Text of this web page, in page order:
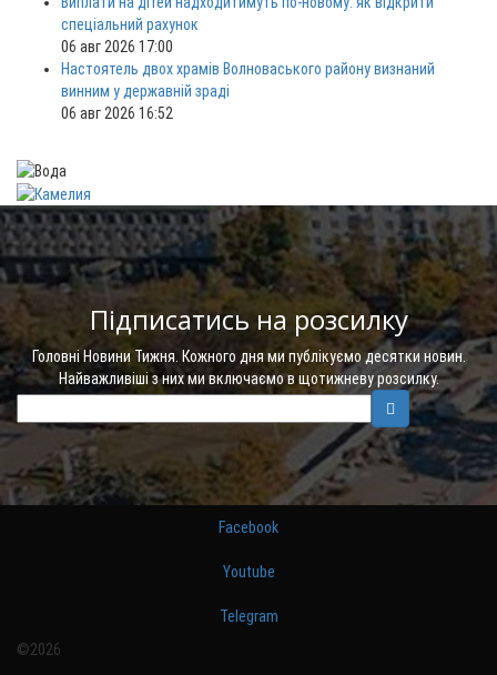
спеціальний рахунок
06 авг 2026 17:00
Настоятель двох храмів Волноваського району визнаний
винним у державній зраді
06 авг 2026 16:52
Підписатись на розсилку
Головні Новини Тижня. Кожного дня ми публікуємо десятки новин.
Найважливіші з них ми включаємо в щотижневу розсилку.
Facebook
Youtube
Telegram
©2026